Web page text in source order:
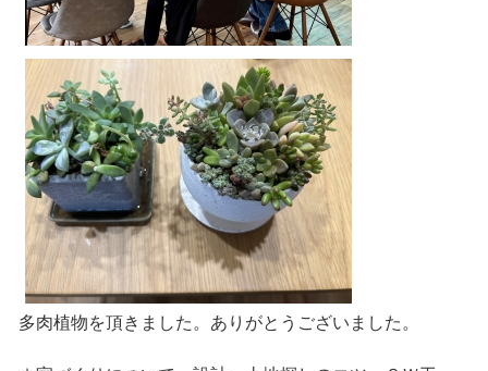
多肉植物を頂きました。ありがとうございました。